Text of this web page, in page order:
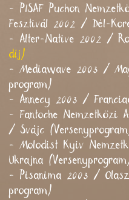
- PISAF Puchon
Fesztivál 2002 / Dél-
- Alter-Native 2002 /
díj)
- Mediawave 2003 /
program)
- Annecy 2003 /
- Fantoche Nemzetközi
/ Svájc
- Molodist Kyiv
Ukrajna
- Pisanima 2003 /
program)